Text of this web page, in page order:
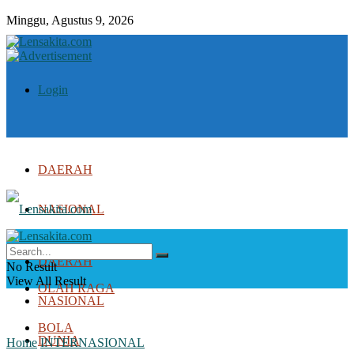
Minggu, Agustus 9, 2026
Login
DAERAH
NASIONAL
DUNIA
OLAH RAGA
BOLA
DAERAH
NASIONAL
DUNIA
No Result
View All Result
Home INTERNASIONAL